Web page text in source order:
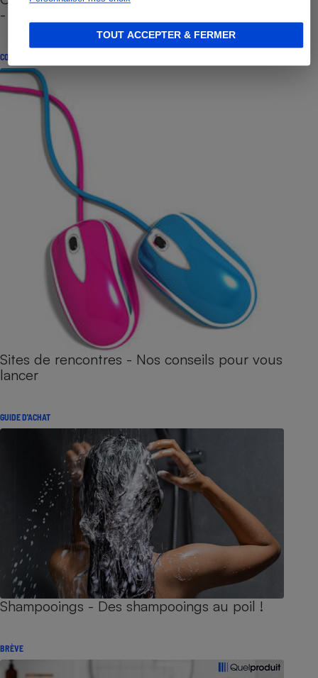
TOUT ACCEPTER & FERMER
- Premières impressions
CONSEILS
Sites de rencontres - Nos conseils pour vous
lancer
GUIDE D'ACHAT
Shampooings - Des shampooings au poil !
BRÈVE